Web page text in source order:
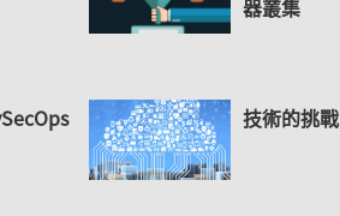
器叢集
技術的挑戰